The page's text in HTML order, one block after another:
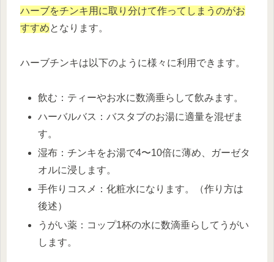
ハーブをチンキ用に取り分けて作ってしまうのがお
すすめとなります。
ハーブチンキは以下のように様々に利用できます。
飲む：ティーやお水に数滴垂らして飲みます。
ハーバルバス：バスタブのお湯に適量を混ぜま
す。
湿布：チンキをお湯で4〜10倍に薄め、ガーゼタ
オルに浸します。
手作りコスメ：化粧水になります。（作り方は
後述）
うがい薬：コップ1杯の水に数滴垂らしてうがい
します。